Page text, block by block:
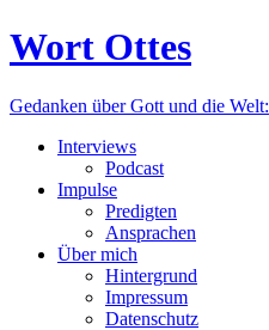
Wort Ottes
Gedanken über Gott und die Welt:
Interviews
Podcast
Impulse
Predigten
Ansprachen
Über mich
Hintergrund
Impressum
Datenschutz